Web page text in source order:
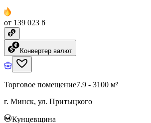
от 139 023 ƃ
Конвертер валют
Торговое помещение7.9 - 3100 м²
г. Минск, ул. Притыцкого
Кунцевщина